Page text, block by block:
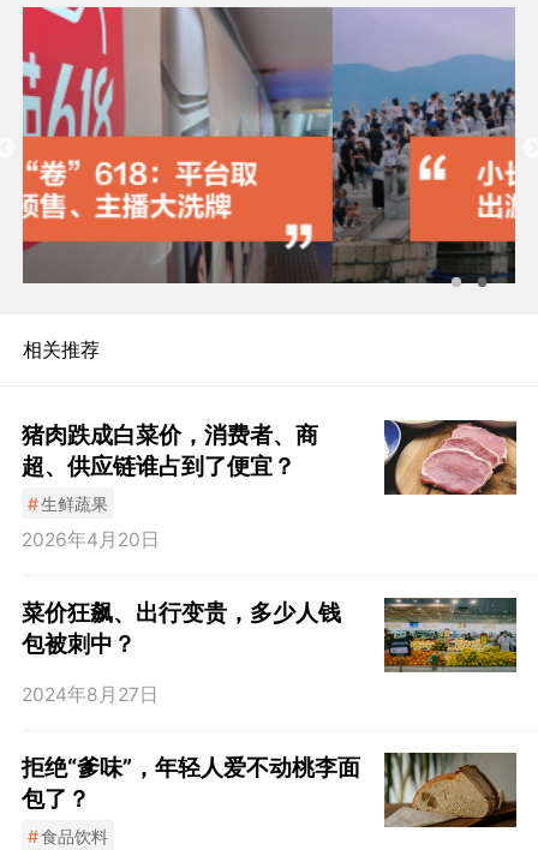
相关推荐
猪肉跌成白菜价，消费者、商
超、供应链谁占到了便宜？
#生鲜蔬果
2026年4月20日
菜价狂飙、出行变贵，多少人钱
包被刺中？
2024年8月27日
拒绝“爹味”，年轻人爱不动桃李面
包了？
#食品饮料